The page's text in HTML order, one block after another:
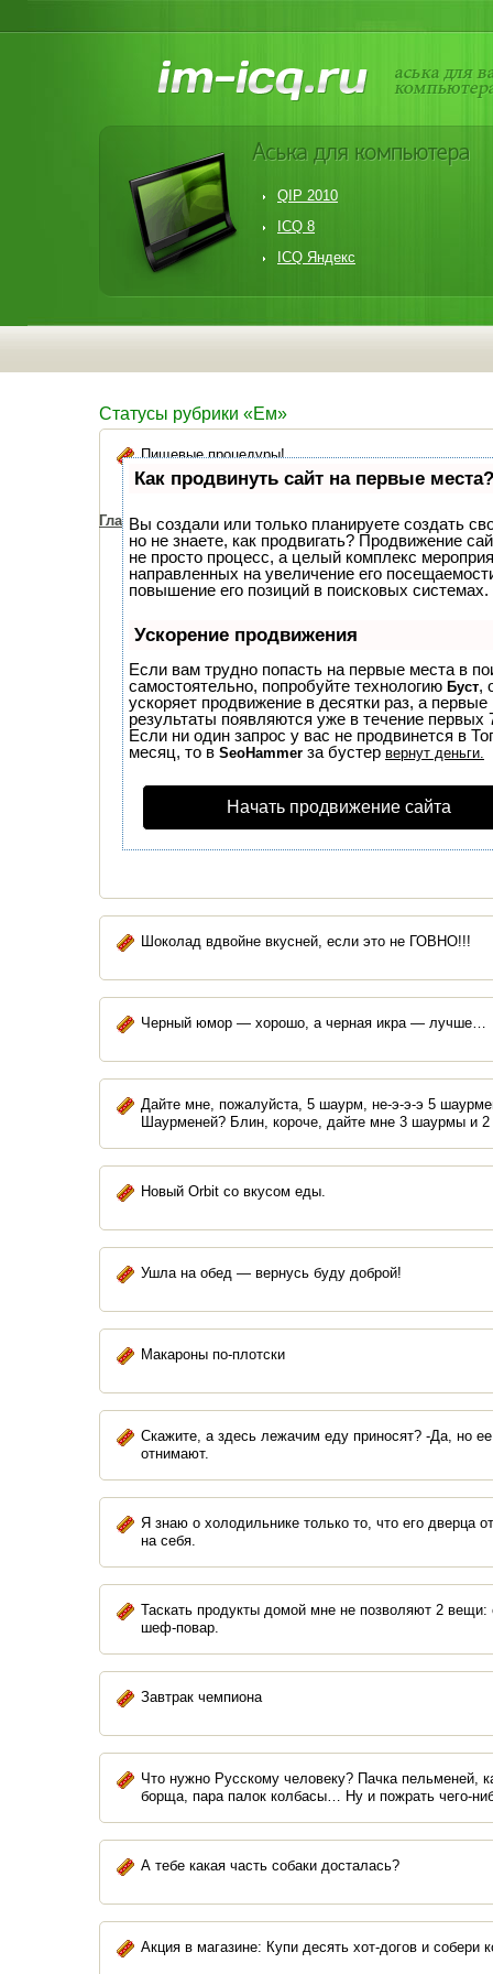
QIP 2010
ICQ 8
ICQ Яндекс
Главная Аськи для телефона Аськи для
Статусы рубрики «Ем»
Пищевые процедуры!
Как продвинуть сайт на первые места?
Вы создали или только планируете создать
но не знаете, как продвигать? Продвижение
не просто процесс, а целый комплекс
направленных на увеличение его
повышение его позиций в поисковых системах.
Ускорение продвижения
Если вам трудно попасть на первые места в
самостоятельно, попробуйте технологию Буст,
ускоряет продвижение в десятки раз, а первые
результаты появляются уже в течение первых
Если ни один запрос у вас не продвинется в
месяц, то в SeoHammer за бустер вернут деньги.
Начать продвижение сайта
Шоколад вдвойне вкусней, если это не ГОВНО!!!
Чеpный юмоp — хоpошо, а чеpная икpа — лyчше…
Дайте мне, пожалуйста, 5 шаурм, не-э-э-э 5
Шаурменей? Блин, короче, дайте мне 3 шаурмы и
Новый Orbit со вкусом еды.
Ушла на обед — вернусь буду доброй!
Макароны по-плотски
Скажите, а здесь лежачим еду приносят? -Да, но
отнимают.
Я знаю о холодильнике только то, что его дверца
на себя.
Таскать продукты домой мне не позволяют 2 вещи:
шеф-повар.
Завтрак чемпиона
Что нужно Русскому человеку? Пачка пельменей,
борща, пара палок колбасы… Ну и пожрать чего-
А тебе какая часть собаки досталась?
Акция в магазине: Купи десять хот-догов и собери